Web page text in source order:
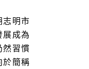
志明市
成為
然習慣
於簡稱